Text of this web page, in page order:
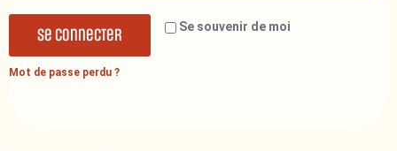
Se souvenir de moi
Se connecter
Mot de passe perdu ?